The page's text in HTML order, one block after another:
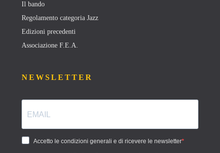
Il bando
Regolamento categoria Jazz
Edizioni precedenti
Associazione F.E.A.
NEWSLETTER
Accetto le condizioni generali e di ricevere le newsletter